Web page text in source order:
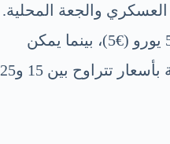
والجعة المحلية.
زيارة المتحف تتكلف حوالي 5 يورو (€5)، بينما يمكن
الاستمتاع بجولات تذوق الجعة بأسعار تتراوح بين 15 و25